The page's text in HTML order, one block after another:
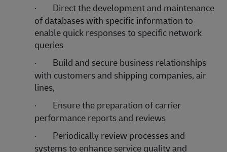
·
Direct the development and maintenance
of databases with specific information to
enable quick responses to specific network
queries
·
Build and secure business relationships
with customers and shipping companies, air
lines,
·
Ensure the preparation of carrier
performance reports and reviews
·
Periodically review processes and
systems to enhance service quality and